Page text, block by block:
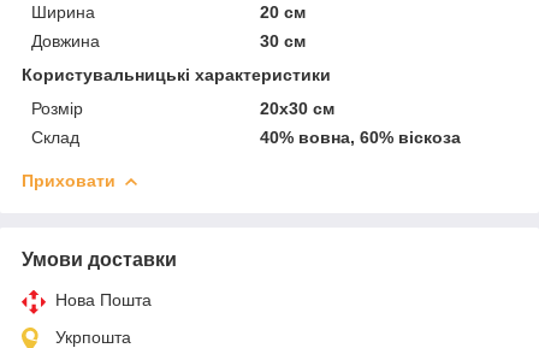
Ширина
20 см
Довжина
30 см
Користувальницькі характеристики
Розмір
20х30 см
Склад
40% вовна, 60% віскоза
Приховати
Умови доставки
Нова Пошта
Укрпошта